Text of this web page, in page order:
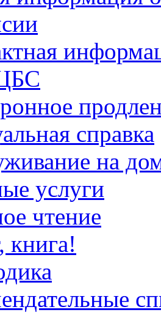
справка
на
услуги
чтение
книга!